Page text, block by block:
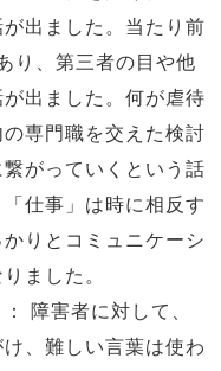
出ました。当たり前
り、第三者の目や他
出ました。何が虐待
専門職を交えた検討
がっていくという話
仕事」は時に相反す
りとコミュニケーシ
ました。
障害者に対して、
、難しい言葉は使わ